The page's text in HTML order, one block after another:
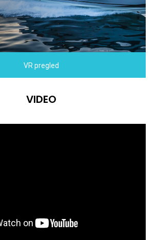
VR pregled
VIDEO